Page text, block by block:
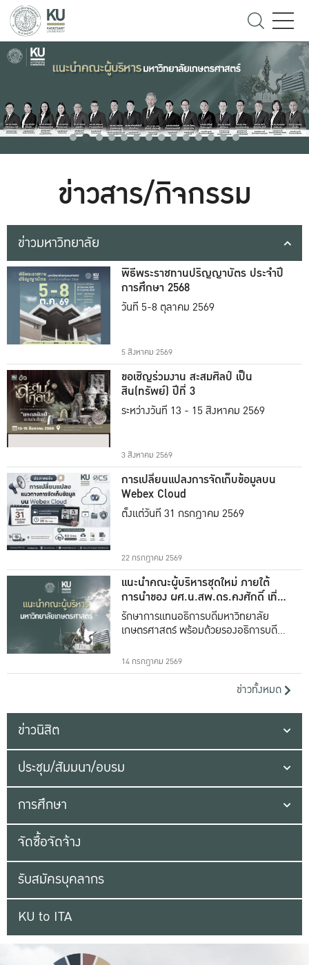
ข่าวสาร/กิจกรรม
ข่าวมหาวิทยาลัย
พิธีพระราชทานปริญญาบัตร ประจำปี
การศึกษา 2568
วันที่ 5-8 ตุลาคม 2569
5 สิงหาคม 2569
ขอเชิญร่วมงาน สะสมศิลป์ เป็น
สิน(ทรัพย์) ปีที่ 3
ระหว่างวันที่ 13 - 15 สิงหาคม 2569
3 สิงหาคม 2569
การเปลี่ยนแปลงการจัดเก็บข้อมูลบน
Webex Cloud
ตั้งแต่วันที่ 31 กรกฎาคม 2569
22 กรกฎาคม 2569
แนะนำคณะผู้บริหารชุดใหม่ ภายใต้
การนำของ ผศ.น.สพ.ดร.คงศักดิ์ เที่ยง
ธรรม
รักษาการแทนอธิการบดีมหาวิทยาลัย
เกษตรศาสตร์ พร้อมด้วยรองอธิการบดีทั้ง
14 กรกฎาคม 2569
ข่าวทั้งหมด
ข่าวนิสิต
ประชุม/สัมมนา/อบรม
การศึกษา
จัดซื้อจัดจ้าง
รับสมัครบุคลากร
KU to ITA